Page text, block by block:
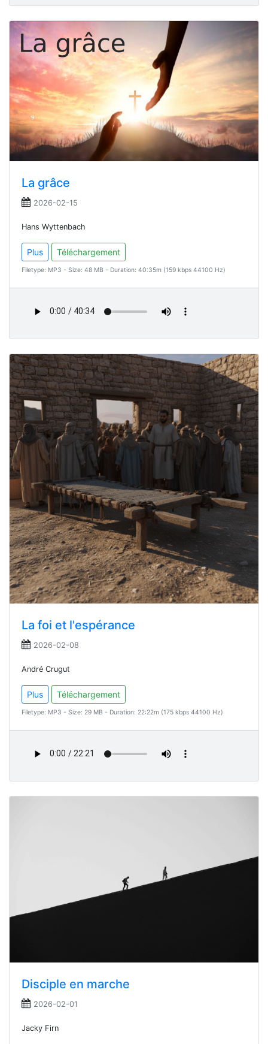
La grâce
2026-02-15
Hans Wyttenbach
Plus Téléchargement
Filetype: MP3 - Size: 48 MB - Duration: 40:35m (159 kbps 44100 Hz)
La foi et l'espérance
2026-02-08
André Crugut
Plus Téléchargement
Filetype: MP3 - Size: 29 MB - Duration: 22:22m (175 kbps 44100 Hz)
Disciple en marche
2026-02-01
Jacky Firn